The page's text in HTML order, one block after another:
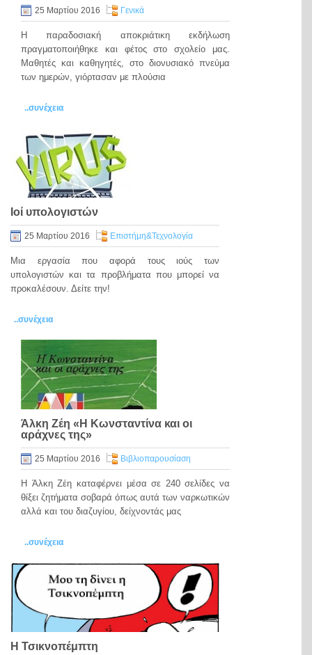
25 Μαρτίου 2016 Γενικά
Η παραδοσιακή αποκριάτικη εκδήλωση
πραγματοποιήθηκε και φέτος στο σχολείο μας.
Μαθητές και καθηγητές, στο διονυσιακό πνεύμα
των ημερών, γιόρτασαν με πλούσια
..συνέχεια
Ιοί υπολογιστών
25 Μαρτίου 2016 Eπιστήμη&Τεχνολογία
Μια εργασία που αφορά τους ιούς των
υπολογιστών και τα προβλήματα που μπορεί να
προκαλέσουν. Δείτε την!
..συνέχεια
Άλκη Ζέη «Η Κωνσταντίνα και οι
αράχνες της»
25 Μαρτίου 2016 Βιβλιοπαρουσίαση
Η Άλκη Ζέη καταφέρνει μέσα σε 240 σελίδες να
θίξει ζητήματα σοβαρά όπως αυτά των ναρκωτικών
αλλά και του διαζυγίου, δείχνοντάς μας
..συνέχεια
Η Τσικνοπέμπτη